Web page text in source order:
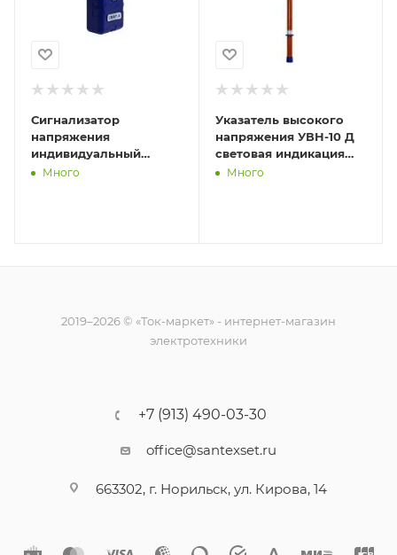
Сигнализатор
напряжения
индивидуальный
СНИУ.Д универс. 6-10кВ
Много
Указатель высокого
напряжения УВН-10 Д
световая индикация
Диэлектрик Д157680
Много
2019–2026 © «Ток-маркет» - интернет-магазин
электротехники
+7 (913) 490-03-30
office@santexset.ru
663302, г. Норильск, ул. Кирова, 14